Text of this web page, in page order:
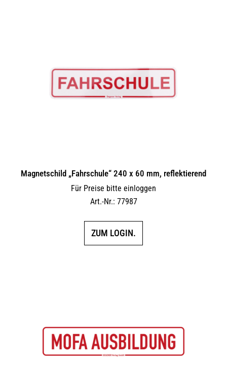
Magnetschild „Fahrschule“ 240 x 60 mm, reflektierend
Für Preise bitte einloggen
Art.-Nr.: 77987
ZUM LOGIN.